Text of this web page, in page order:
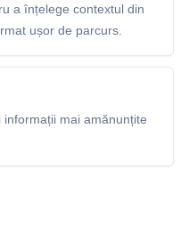
a înțelege contextul din
ușor de parcurs.
mai amănunțite